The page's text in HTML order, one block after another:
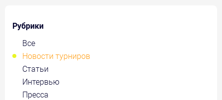
Рубрики
Все
Новости турниров
Статьи
Интервью
Пресса